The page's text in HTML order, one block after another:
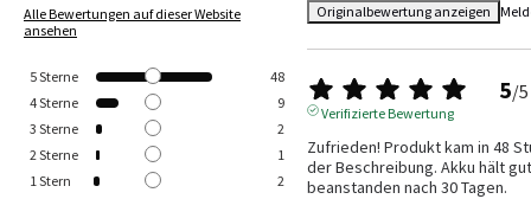
Alle Bewertungen auf dieser Website
ansehen
5Sterne
48
4Sterne
9
3 Sterne
2
2 Sterne
1
1 Stern 2
Originalbewertung anzeigen
5/5
Verifizierte Bewertung
Zufrieden! Produkt kam in 48
der Beschreibung. Akku hält
beanstanden nach 30 Tagen.